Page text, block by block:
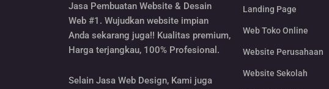
Jasa Pembuatan Website & Desain
Web #1. Wujudkan website impian
Anda sekarang juga!! Kualitas premium,
Harga terjangkau, 100% Profesional.
Selain Jasa Web Design, Kami juga
Landing Page
Web Toko Online
Website Perusahaan
Website Sekolah